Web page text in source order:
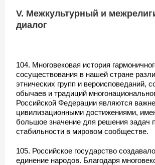
V. Межкультурный и
диалог
104. Многовековая история
сосуществования в нашей стране
этнических групп и вероисповеданий,
обычаев и традиций
Российской Федерации являются
цивилизационными достижениями,
большое значение для решения задач
стабильности в мировом сообществе.
105. Российское государство
единение народов. Благодаря